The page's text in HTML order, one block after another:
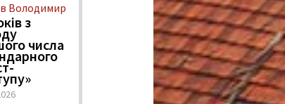
Володимир
з
числа